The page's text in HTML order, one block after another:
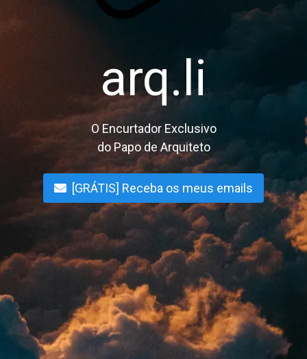
arq.li
O Encurtador Exclusivo
do Papo de Arquiteto
[GRÁTIS] Receba os meus emails